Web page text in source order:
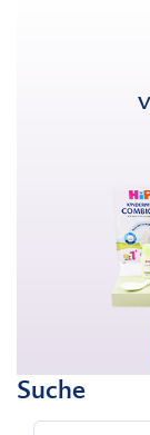
Suche